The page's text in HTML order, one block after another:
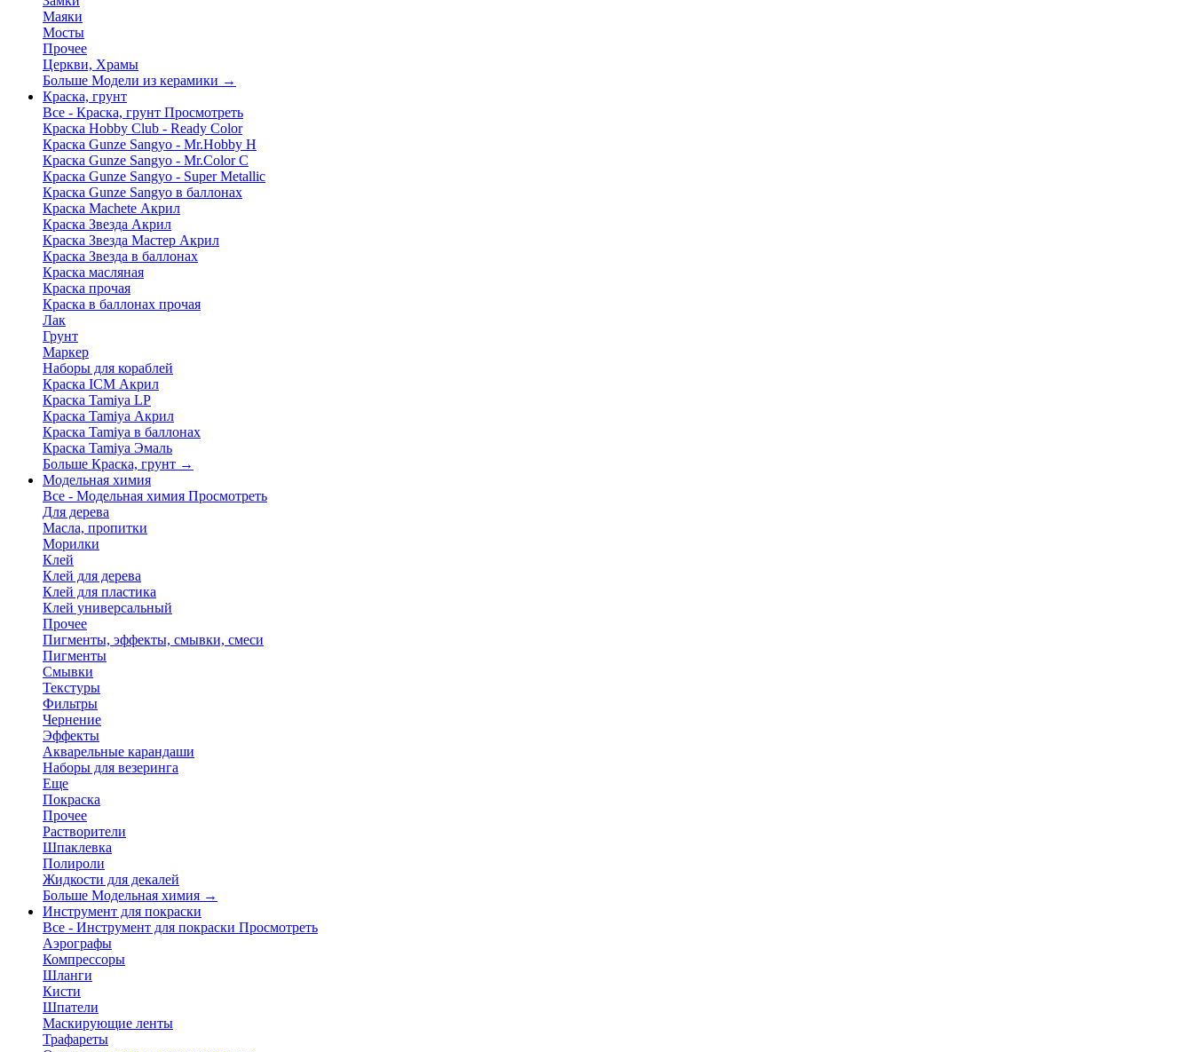
Маяки
Мосты
Прочее
Церкви, Храмы
Больше Модели из керамики →
Краска, грунт
Все - Краска, грунт Просмотреть
Краска Hobby Club - Ready Color
Краска Gunze Sangyo - Mr.Hobby H
Краска Gunze Sangyo - Mr.Color C
Краска Gunze Sangyo - Super Metallic
Краска Gunze Sangyo в баллонах
Краска Machete Акрил
Краска Звезда Акрил
Краска Звезда Мастер Акрил
Краска Звезда в баллонах
Краска масляная
Краска прочая
Краска в баллонах прочая
Лак
Грунт
Маркер
Наборы для кораблей
Краска ICM Акрил
Краска Tamiya LP
Краска Tamiya Акрил
Краска Tamiya в баллонах
Краска Tamiya Эмаль
Больше Краска, грунт →
Модельная химия
Все - Модельная химия Просмотреть
Для дерева
Масла, пропитки
Морилки
Клей
Клей для дерева
Клей для пластика
Клей универсальный
Прочее
Пигменты, эффекты, смывки, смеси
Пигменты
Смывки
Текстуры
Фильтры
Чернение
Эффекты
Акварельные карандаши
Наборы для везеринга
Еще
Покраска
Прочее
Растворители
Шпаклевка
Полироли
Жидкости для декалей
Больше Модельная химия →
Инструмент для покраски
Все - Инструмент для покраски Просмотреть
Аэрографы
Компрессоры
Шланги
Кисти
Шпатели
Маскирующие ленты
Трафареты